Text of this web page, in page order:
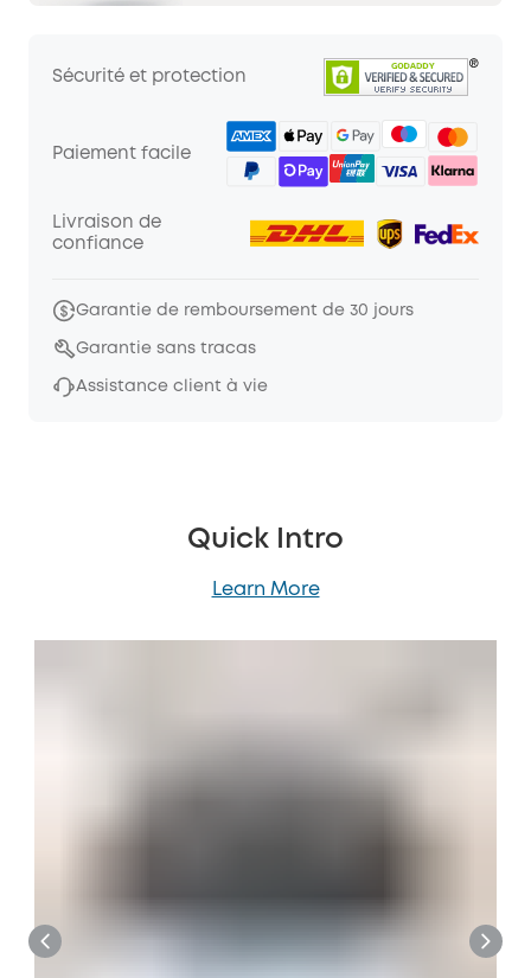
Sécurité et protection
Paiement facile
Livraison de
confiance
Garantie de remboursement de 30 jours
Garantie sans tracas
Assistance client à vie
Quick Intro
Learn More